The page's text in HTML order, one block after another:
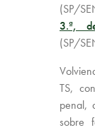
(SP/
3.ª,
(SP/
TS,
penal,
sobre